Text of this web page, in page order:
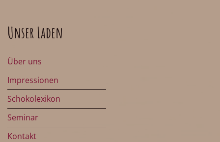
Unser Laden
Über uns
Impressionen
Schokolexikon
Seminar
Kontakt